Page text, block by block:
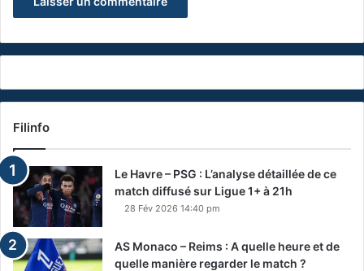
Filinfo
Le Havre – PSG : L’analyse détaillée de ce
match diffusé sur Ligue 1+ à 21h
28 Fév 2026 14:40 pm
AS Monaco – Reims : A quelle heure et de
quelle manière regarder le match ?